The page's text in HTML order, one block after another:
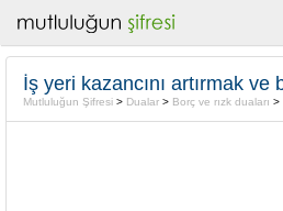
Mutluluğun Şifresi > Dualar > Borç ve rızk duaları >